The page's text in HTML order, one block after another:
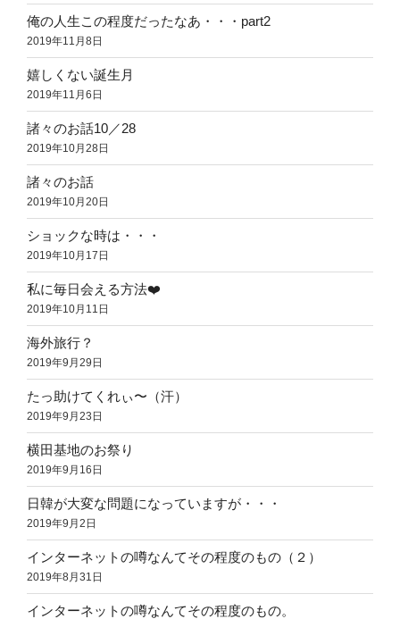
俺の人生この程度だったなあ・・・part2
2019年11月8日
嬉しくない誕生月
2019年11月6日
諸々のお話10／28
2019年10月28日
諸々のお話
2019年10月20日
ショックな時は・・・
2019年10月17日
私に毎日会える方法❤️
2019年10月11日
海外旅行？
2019年9月29日
たっ助けてくれぃ〜（汗）
2019年9月23日
横田基地のお祭り
2019年9月16日
日韓が大変な問題になっていますが・・・
2019年9月2日
インターネットの噂なんてその程度のもの（２）
2019年8月31日
インターネットの噂なんてその程度のもの。